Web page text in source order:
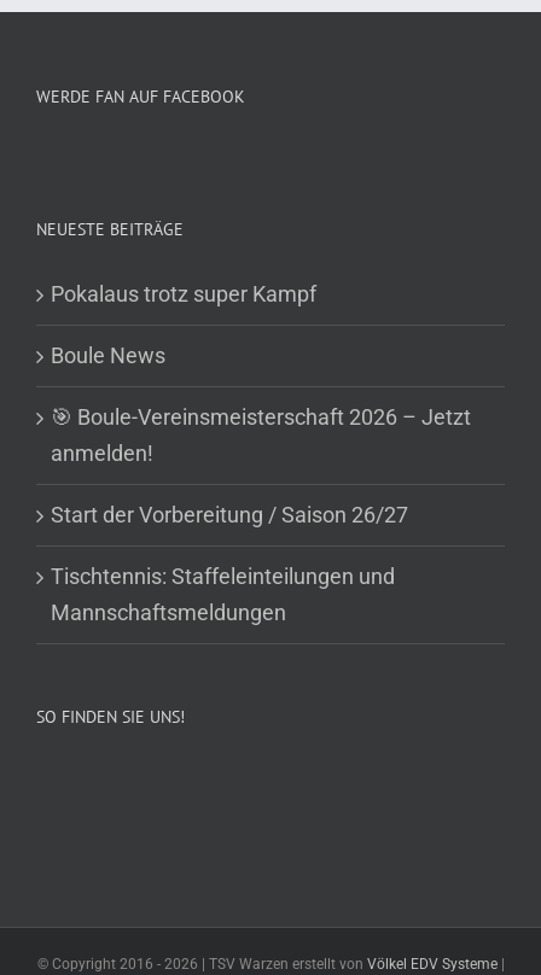
WERDE FAN AUF FACEBOOK
NEUESTE BEITRÄGE
Pokalaus trotz super Kampf
Boule News
🎯 Boule-Vereinsmeisterschaft 2026 – Jetzt
anmelden!
Start der Vorbereitung / Saison 26/27
Tischtennis: Staffeleinteilungen und
Mannschaftsmeldungen
SO FINDEN SIE UNS!
© Copyright 2016 - 2026 | TSV Warzen erstellt von Völkel EDV Systeme|